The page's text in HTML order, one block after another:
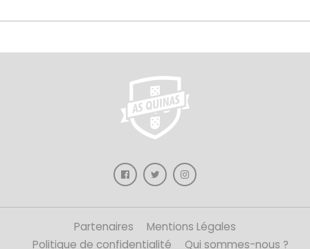
Partenaires
Mentions Légales
Politique de confidentialité
Qui sommes-nous ?